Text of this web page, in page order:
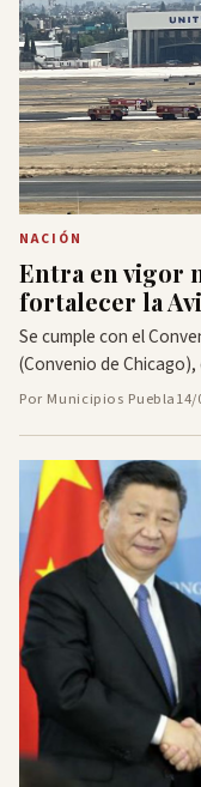
NACIÓN
Entra en vigor
fortalecer la
Se cumple con el
(Convenio de
Por Municipios Puebla14/